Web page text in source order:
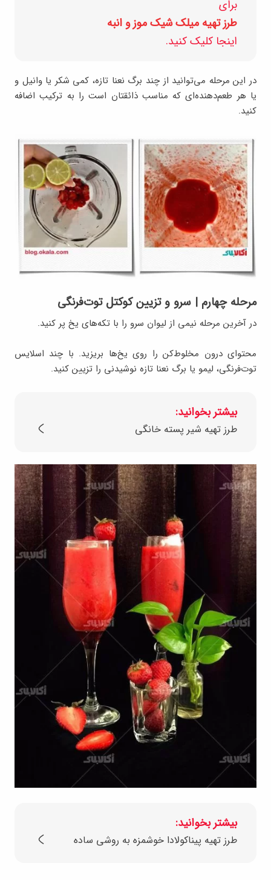
برای
طرز تهیه میلک شیک موز و انبه
اینجا کلیک کنید.
در این مرحله می‌توانید از چند برگ نعنا تازه، کمی شکر یا وانیل و
یا هر طعم‌دهنده‌ای که مناسب ذائقتان است را به ترکیب اضافه
کنید.
مرحله چهارم | سرو و‌ تزیین کوکتل توت‌فرنگی
در آخرین مرحله نیمی از لیوان سرو را با تکه‌های یخ پر کنید.
محتوای درون مخلوط‌کن را روی یخ‌ها بریزید. با چند اسلایس
توت‌فرنگی، لیمو یا برگ نعنا تازه نوشیدنی را تزیین کنید.
بیشتر بخوانید:
طرز تهیه شیر پسته خانگی
بیشتر بخوانید:
طرز تهیه پیناکولادا خوشمزه به روشی ساده